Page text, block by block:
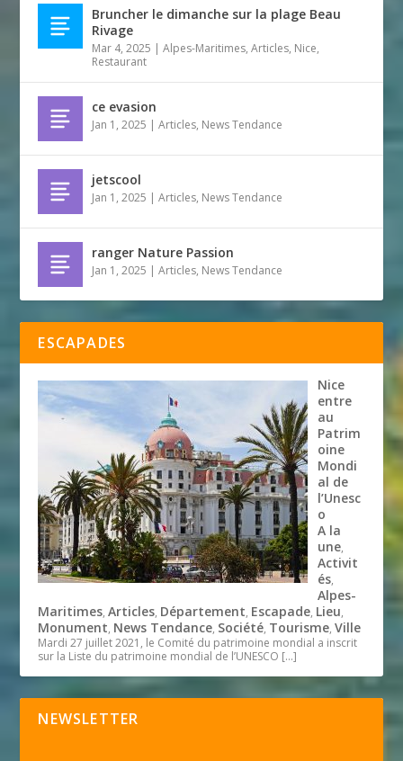
Bruncher le dimanche sur la plage Beau
Rivage
Mar 4, 2025 |Alpes-Maritimes,Articles, Nice,
Restaurant
ce evasion
Jan 1, 2025 |Articles, News Tendance
jetscool
Jan 1, 2025 |Articles, News Tendance
ranger Nature Passion
Jan 1, 2025 |Articles, News Tendance
ESCAPADES
Nice
entre
au
Patrim
oine
Mondi
al de
l’Unesc
o
A la
une,
Activit
és,
Alpes-
Maritimes,Articles, Département, Escapade, Lieu,
Monument, News Tendance, Société, Tourisme,Ville
Mardi 27 juillet 2021, le Comité du patrimoine mondial a inscrit
sur la Liste du patrimoine mondial de l’UNESCO […]
NEWSLETTER